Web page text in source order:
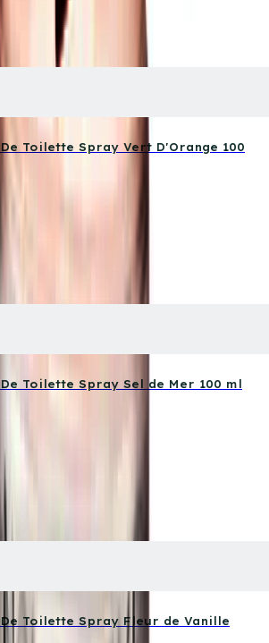
Toilette Spray Vert D'Orange 100
Toilette Spray Sel de Mer 100 ml
De Toilette Spray Fleur de Vanille